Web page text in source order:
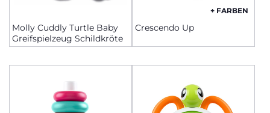
Molly Cuddly Turtle Baby
Greifspielzeug Schildkröte
+ FARBEN
Crescendo Up